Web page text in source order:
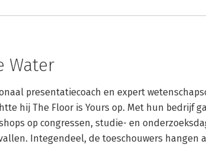
Water
presentatiecoach en expert
hij The Floor is Yours op. Met hun bedrijf
op congressen, studie- en
Integendeel, de toeschouwers hangen